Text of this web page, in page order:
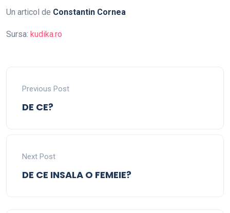
Un articol de Constantin Cornea
Sursa: kudika.ro
Previous Post
DE CE?
Next Post
DE CE INSALA O FEMEIE?